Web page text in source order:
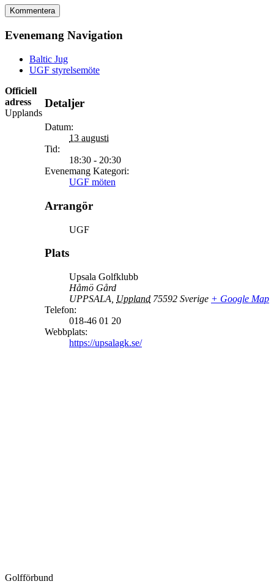
Evenemang Navigation
Baltic Jug
UGF styrelsemöte
Detaljer
Datum:
13 augusti
Tid:
18:30 - 20:30
Evenemang Kategori:
UGF möten
Arrangör
UGF
Plats
Upsala Golfklubb
Håmö Gård
UPPSALA Uppland 75592 Sverige + Google Map
Telefon:
018-46 01 20
Webbplats:
https://upsalagk.se/
Officiell
adress
Upplands
Golfförbund